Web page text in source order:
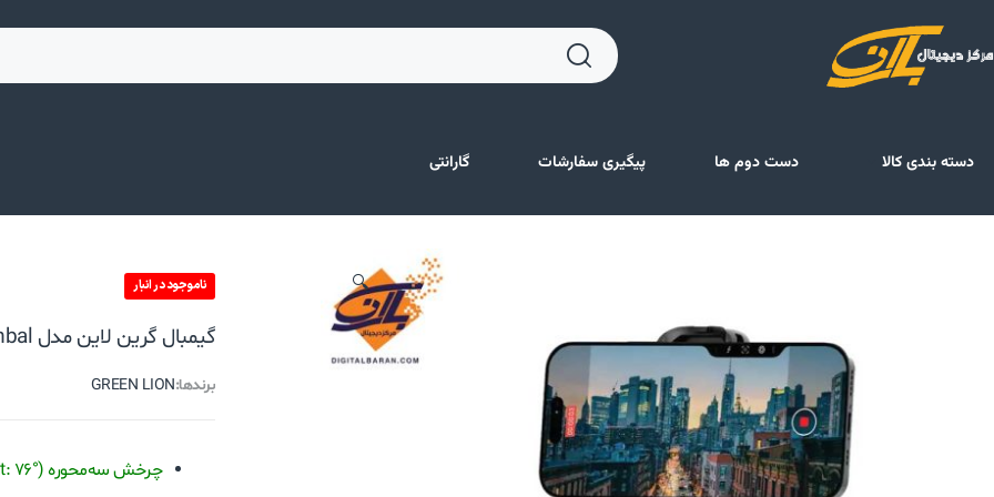
دسته بندی کالا دست دوم ها پیگیری سفارشات گارانتی
🔍 ناموجود در انبار
گیمبال گرین لاین مدل Green Lion New York Gimbal
برندها:GREEN LION
چرخش سه‌محوره (Pan: 310° / Roll: 330° / Tilt: 76°)